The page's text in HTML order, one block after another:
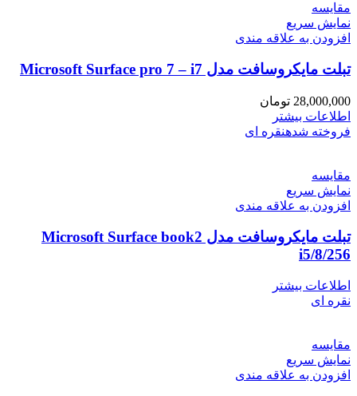
مقايسه
نمایش سریع
افزودن به علاقه مندی
تبلت مایکروسافت مدل Microsoft Surface pro 7 – i7
28,000,000 تومان
اطلاعات بیشتر
فروخته شدهنقره ای
مقايسه
نمایش سریع
افزودن به علاقه مندی
تبلت مایکروسافت مدل Microsoft Surface book2
i5/8/256
اطلاعات بیشتر
نقره ای
مقايسه
نمایش سریع
افزودن به علاقه مندی